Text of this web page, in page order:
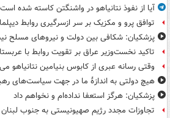
آیا از نفوذ نتانیاهو در واشنگتن کاسته شده
توافق پرو و مکزیک بر سر ازسرگیری روابط
پزشکیان: شکافی بین دولت و نیروهای مسلح
تاکید نخست‌وزیر عراق بر تقویت روابط با
وقتی رسانه عبری از کابوس بنیامین نتانیاهو
هیچ دولتی به اندازۀ ما در جهت سیاست‌های
پزشکیان: هرگز استعفا نداده‌ام و نخواهم داد
تجاوزات مجدد رژیم صهیونیستی به جنوب لبنان